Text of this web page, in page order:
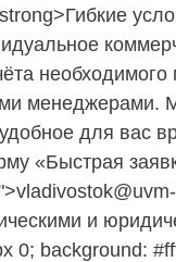
необходимого
менеджерами.
для вас
«Быстрая
и
0; background: